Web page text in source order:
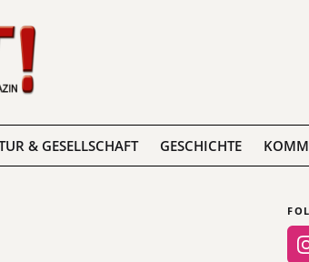
& GESELLSCHAFT GESCHICHTE